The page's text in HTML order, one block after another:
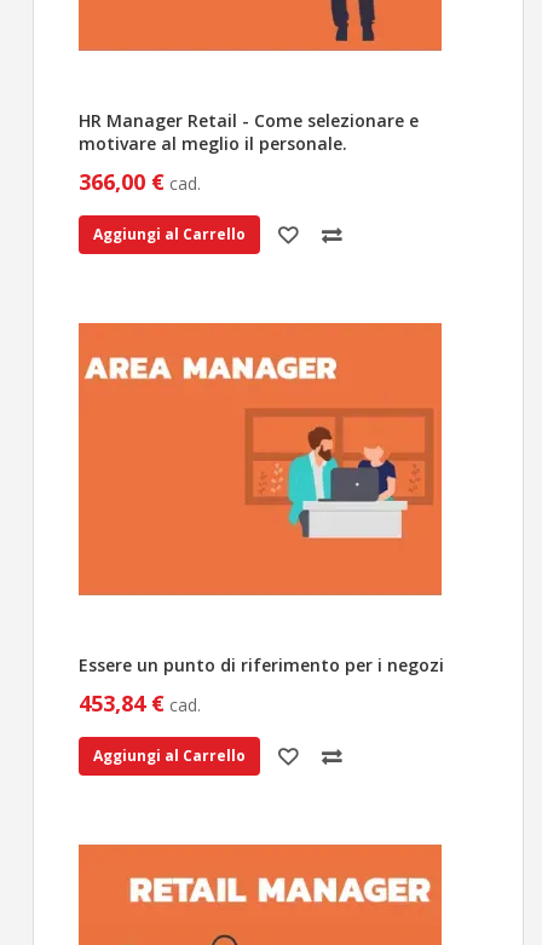
HR Manager Retail - Come selezionare e
motivare al meglio il personale.
366,00 € cad.
Aggiungi al Carrello
Essere un punto di riferimento per i negozi
453,84 € cad.
Aggiungi al Carrello